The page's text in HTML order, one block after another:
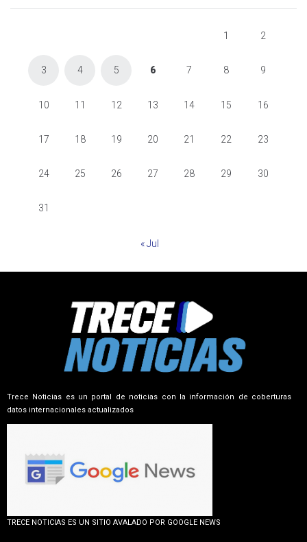
1 2
3 4 5 6 7 8 9
10 11 12 13 14 15 16
17 18 19 20 21 22 23
24 25 26 27 28 29 30
31
« Jul
Trece Noticias es un portal de noticias con la información de coberturas
datos internacionales actualizados
TRECE NOTICIAS ES UN SITIO AVALADO POR GOOGLE NEWS